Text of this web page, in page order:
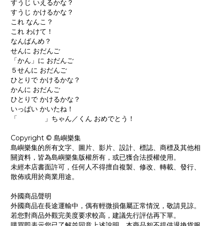
すうじ いえるかな？
すうじ かけるかな？
これ なんこ？
これ わけて！
なんばんめ？
せんに おだんご
「かん」に おだんご
５せんに おだんご
ひとりで かけるかな？
かんに おだんご
ひとりで かけるかな？
いっぱい かいたね！
「 」ちゃん／くん おめでとう！
Copyright © 島嶼樂集
島嶼樂集的所有文字、圖片、影片、設計、標誌、商標及其他相
關資料，皆為島嶼樂集版權所有，或已獲合法授權使用。
未經本店書面許可，任何人不得擅自複製、修改、轉載、發行、
散佈或用於商業用途。
外國商品聲明
外國商品在長途運輸中，偶有輕微損傷屬正常情況，敬請見諒。
若您對商品外觀完美度要求較高，建議先行評估再下單。